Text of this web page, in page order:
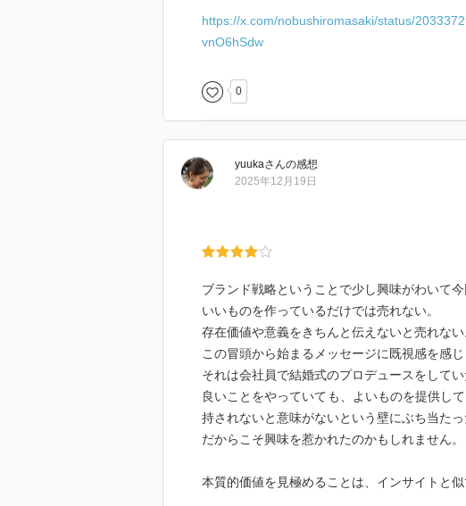
https://x.com/nobushiromasaki/status/
vnO6hSdw
0
yuukaさんの感想
2025年12月19日
ブランド戦略ということで少し興味がわいて今
いいものを作っているだけでは売れない。
存在価値や意義をきちんと伝えないと売れない
この冒頭から始まるメッセージに既視感を感じ
それは会社員で結婚式のプロデュースをしてい
良いことをやっていても、よいものを提供し
持されないと意味がないという壁にぶち当たっ
だからこそ興味を惹かれたのかもしれません。
本質的価値を見極めることは、インサイトと似